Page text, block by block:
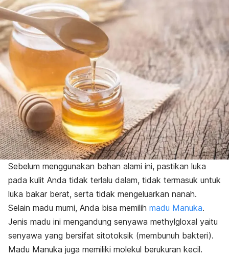
Sebelum menggunakan bahan alami ini, pastikan luka
pada kulit Anda tidak terlalu dalam, tidak termasuk untuk
luka bakar berat, serta tidak mengeluarkan nanah.
Selain madu murni, Anda bisa memilih madu Manuka.
Jenis madu ini mengandung senyawa methylgloxal yaitu
senyawa yang bersifat sitotoksik (membunuh bakteri).
Madu Manuka juga memiliki molekul berukuran kecil.